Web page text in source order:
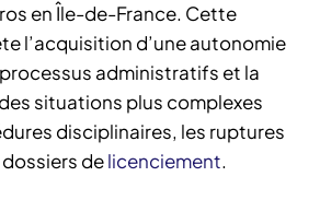
en Île-de-France. Cette
l’acquisition d’une autonomie
administratifs et la
situations plus complexes
disciplinaires, les ruptures
delicenciement.